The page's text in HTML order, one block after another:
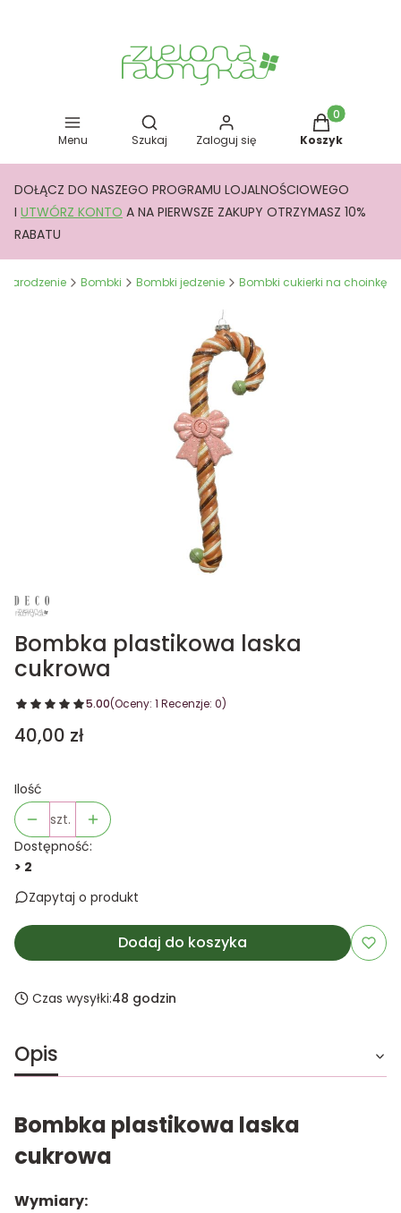
Menu
Otwórz wyszukiwarkę
Szukaj Zaloguj się
Produkty w
Koszyk
DOŁĄCZ DO NASZEGO PROGRAMU LOJALNOŚCIOWEGO
I UTWÓRZ KONTO A NA PIERWSZE ZAKUPY OTRZYMASZ 10%
RABATU
Narodzenie Bombki Bombki jedzenie Bombki cukierki na choinkę
Bombka plastikowa laska
cukrowa
5.00(Oceny: 1 Recenzje: 0)
Cena
40,00 zł
Ilość
szt.
Dostępność:
> 2
Zapytaj o produkt
Dodaj do koszyka
Czas wysyłki:48 godzin
Opis
Bombka plastikowa laska
cukrowa
Wymiary: